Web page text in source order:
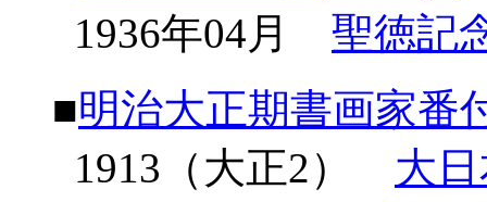
1936年04月 聖徳記
■明治大正期書画家番
1913（大正2） 大